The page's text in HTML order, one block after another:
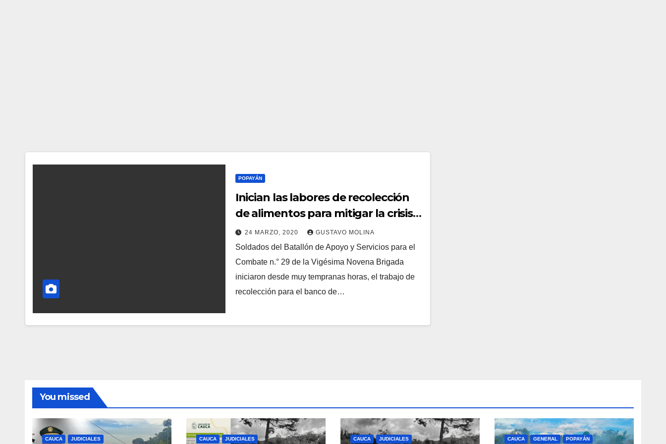
POPAYÁN
Inician las labores de recolección
de alimentos para mitigar la crisis
por el Coronavirus
24 MARZO, 2020 GUSTAVO MOLINA
Soldados del Batallón de Apoyo y Servicios para el
Combate n.° 29 de la Vigésima Novena Brigada
iniciaron desde muy tempranas horas, el trabajo de
recolección para el banco de…
You missed
CAUCA JUDICIALES CAUCA JUDICIALES CAUCA JUDICIALES CAUCA GENERAL POPAYÁN